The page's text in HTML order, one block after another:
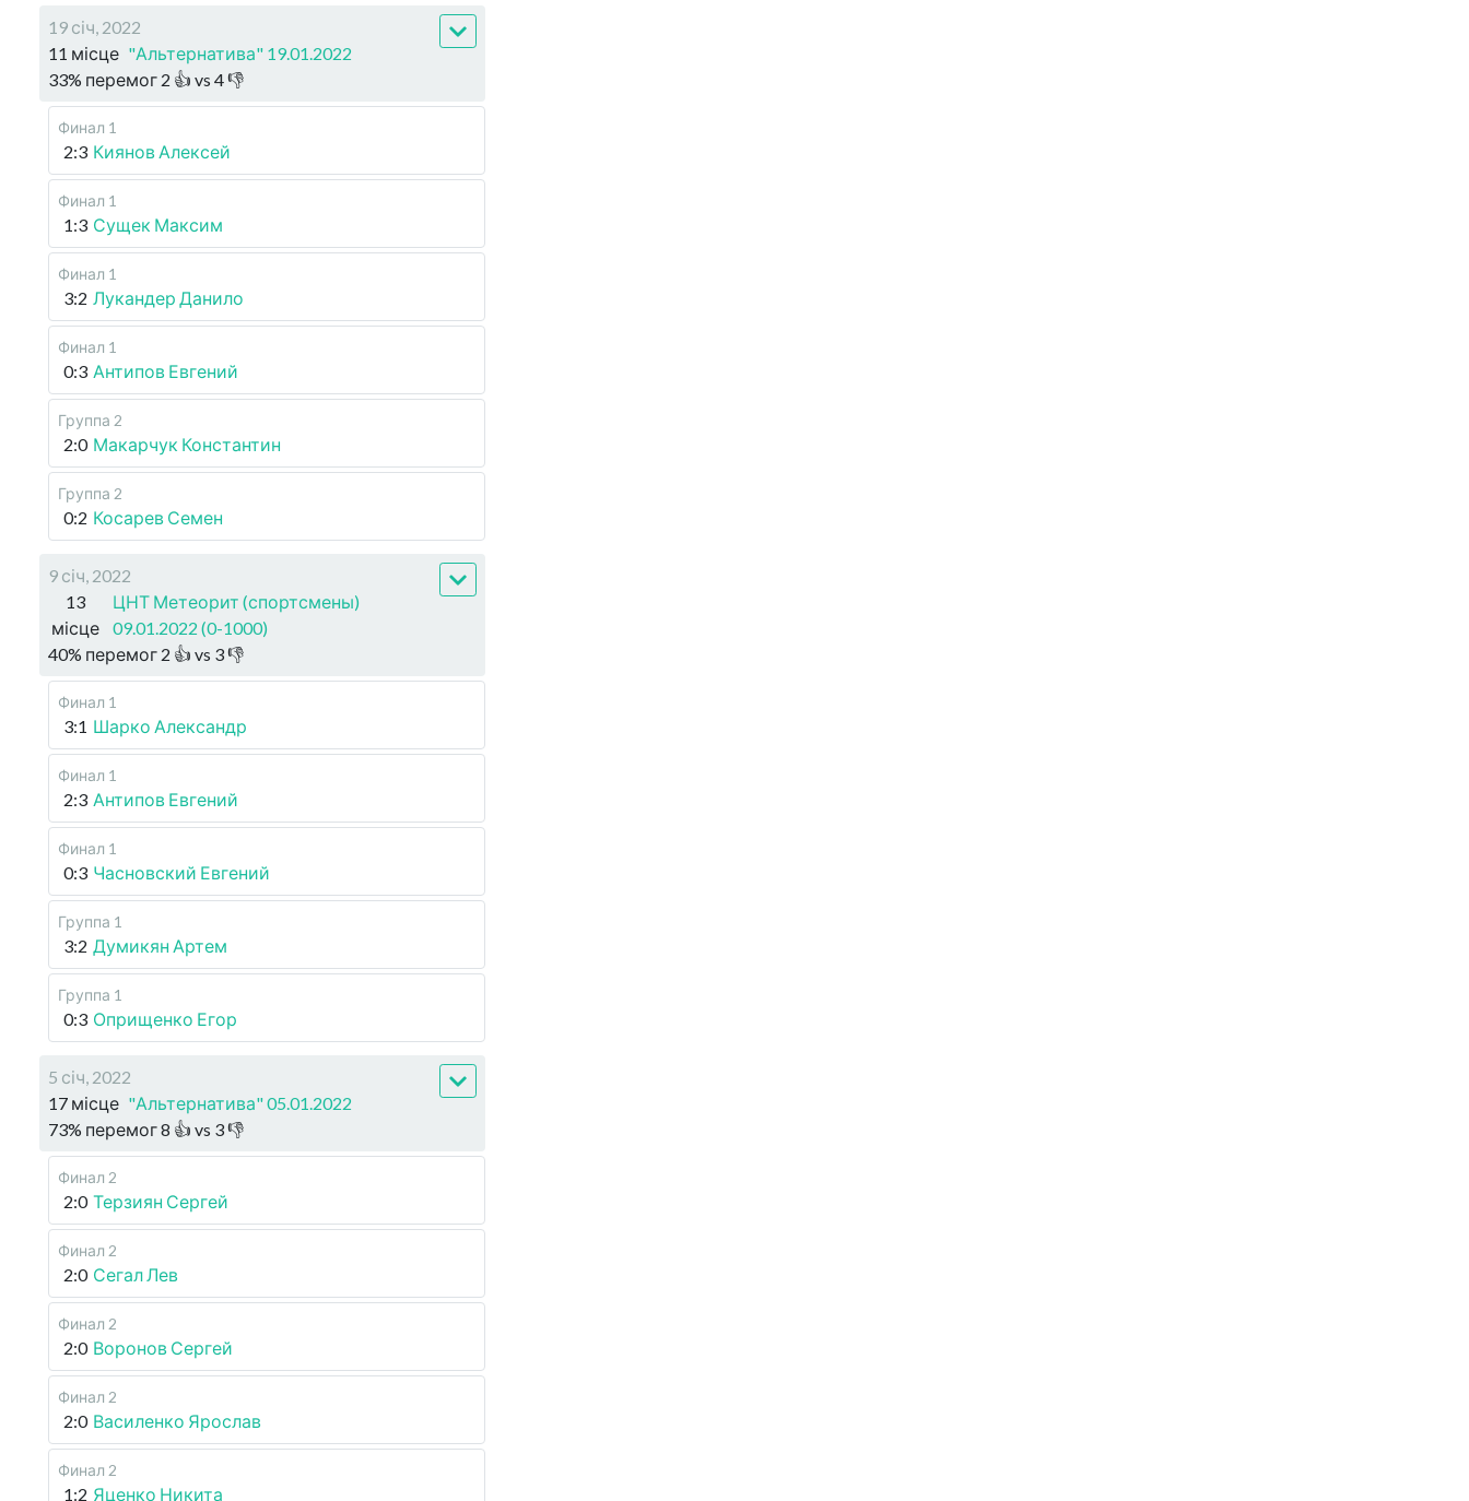
19 січ, 2022
11 місце "Альтернатива" 19.01.2022
33% перемог 2 👍 vs 4👎
Финал 1
2:3 Киянов Алексей
Финал 1
1:3 Сущек Максим
Финал 1
3:2 Лукандер Данило
Финал 1
0:3 Антипов Евгений
Группа 2
2:0 Макарчук Константин
Группа 2
0:2 Косарев Семен
9 січ, 2022
13
місце
ЦНТ Метеорит (спортсмены)
09.01.2022 (0-1000)
40% перемог 2 👍 vs 3👎
Финал 1
3:1 Шарко Александр
Финал 1
2:3 Антипов Евгений
Финал 1
0:3 Часновский Евгений
Группа 1
3:2 Думикян Артем
Группа 1
0:3 Оприщенко Егор
5 січ, 2022
17 місце "Альтернатива" 05.01.2022
73% перемог8 👍 vs 3👎
Финал 2
2:0 Терзиян Сергей
Финал 2
2:0 Сегал Лев
Финал 2
2:0 Воронов Сергей
Финал 2
2:0 Василенко Ярослав
Финал 2
1:2 Яценко Никита